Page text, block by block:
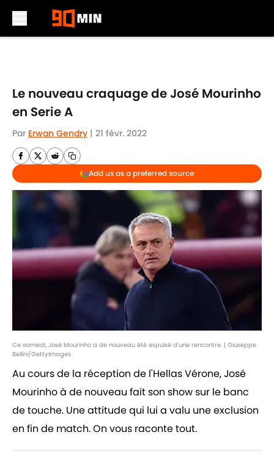
Le nouveau craquage de José Mourinho
en Serie A
Par Erwan Gendry | 21 févr. 2022
Add us as a preferred source
Ce samedi, José Mourinho a de nouveau été expulsé d'une rencontre. | Giuseppe
Bellini/GettyImages
Au cours de la réception de l'Hellas Vérone, José
Mourinho à de nouveau fait son show sur le banc
de touche. Une attitude qui lui a valu une exclusion
en fin de match. On vous raconte tout.